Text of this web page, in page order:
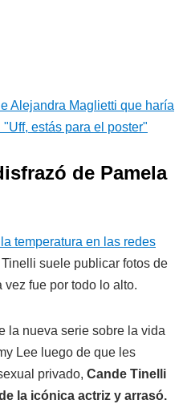
Alejandra Maglietti que haría
estás para el poster"
de Pamela
temperatura en las redes
suele publicar fotos de
vez fue por todo lo alto.
la nueva serie sobre la vida
Lee luego de que les
privado, Cande Tinelli
la icónica actriz y arrasó.